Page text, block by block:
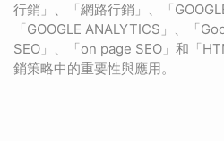
行銷」、「網路行銷」、「
「GOOGLE ANALYTICS」、「
SEO」、「on page SEO」和「
銷策略中的重要性與應用。